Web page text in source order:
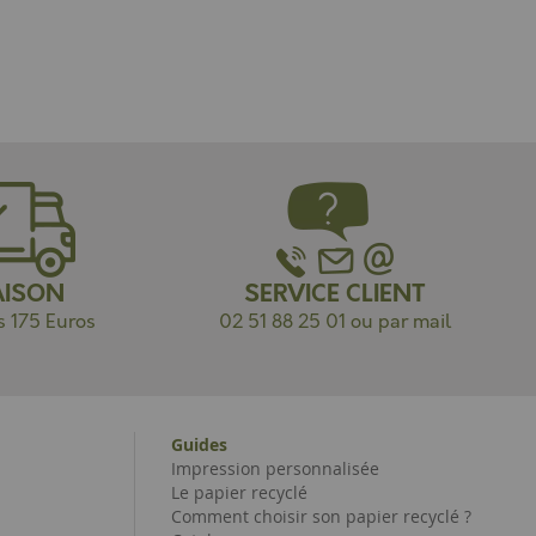
175 Euros
SERVICE CLIENT
02 51 88 25 01 ou par mail
Guides
Impression personnalisée
Le papier recyclé
Comment choisir son papier recyclé ?